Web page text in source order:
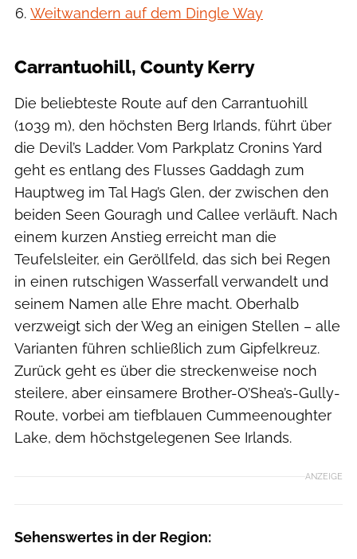
Weitwandern auf dem Dingle Way
Carrantuohill, County Kerry
Die beliebteste Route auf den Carrantuohill
(1039 m), den höchsten Berg Irlands, führt über
die Devil’s Ladder. Vom Parkplatz Cronins Yard
geht es entlang des Flusses Gaddagh zum
Hauptweg im Tal Hag’s Glen, der zwischen den
beiden Seen Gouragh und Callee verläuft. Nach
einem kurzen Anstieg erreicht man die
Teufelsleiter, ein Geröllfeld, das sich bei Regen
in einen rutschigen Wasserfall verwandelt und
seinem Namen alle Ehre macht. Oberhalb
verzweigt sich der Weg an einigen Stellen – alle
Varianten führen schließlich zum Gipfelkreuz.
Zurück geht es über die streckenweise noch
steilere, aber einsamere Brother-O’Shea’s-Gully-
Route, vorbei am tiefblauen Cummeenoughter
Lake, dem höchstgelegenen See Irlands.
ANZEIGE
Sehenswertes in der Region: